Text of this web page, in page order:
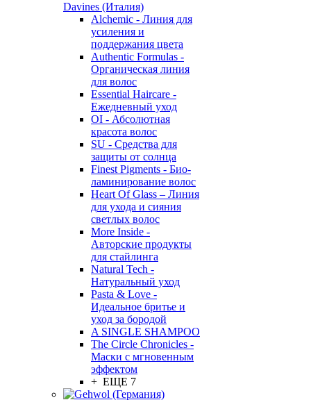
Davines (Италия)
Alchemic - Линия для
усиления и
поддержания цвета
Authentic Formulas -
Органическая линия
для волос
Essential Haircare -
Eжедневный уход
OI - Абсолютная
красота волос
SU - Средства для
защиты от солнца
Finest Pigments - Био-
ламинирование волос
Heart Of Glass – Линия
для ухода и сияния
светлых волос
More Inside -
Авторские продукты
для стайлинга
Natural Tech -
Натуральный уход
Pasta & Love -
Идеальное бритье и
уход за бородой
A SINGLE SHAMPOO
The Circle Chronicles -
Маски с мгновенным
эффектом
+ ЕЩЕ 7